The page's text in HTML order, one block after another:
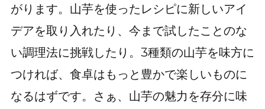
がります。山芋を使ったレシピに新しいアイ
デアを取り入れたり、今まで試したことのな
い調理法に挑戦したり。3種類の山芋を味方に
つければ、食卓はもっと豊かで楽しいものに
なるはずです。さぁ、山芋の魅力を存分に味